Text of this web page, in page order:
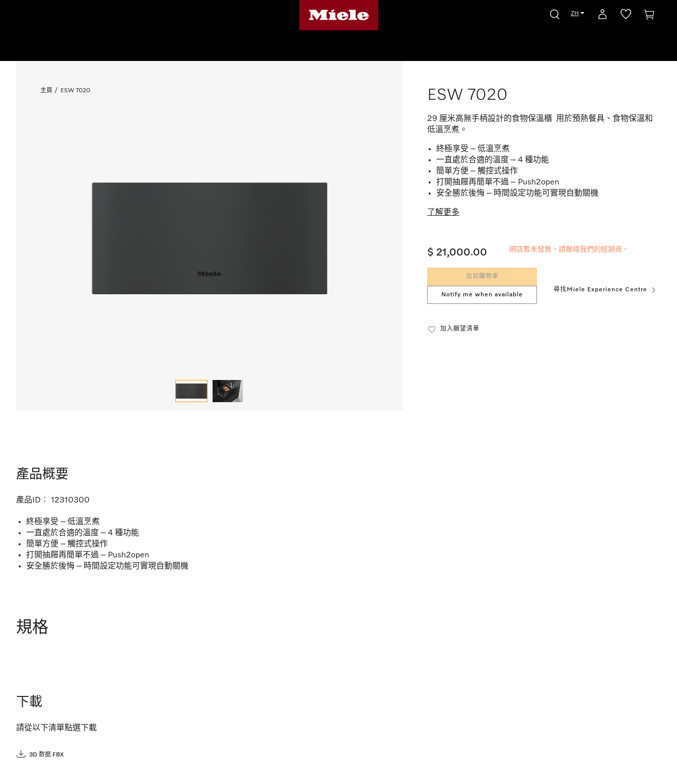
ZH
主頁 ESW 7020 ESW 7020
29 厘米高無手柄設計的食物保溫櫃 用於預熱餐具、食物保溫和
低溫烹煮。
終極享受 – 低溫烹煮
一直處於合適的溫度 – 4 種功能
簡單方便 – 觸控式操作
打開抽屜再簡單不過 – Push2open
安全勝於後悔 – 時間設定功能 可實現自動關機
了解更多
$ 21,000.00 網店暫未發售，請聯絡我們的經銷商。
加到購物車
Notify me when available
尋找Miele Experience Centre
加入願望清單
產品概要
產品ID︰ 12310300
終極享受 – 低溫烹煮
一直處於合適的溫度 – 4 種功能
簡單方便 – 觸控式操作
打開抽屜再簡單不過 – Push2open
安全勝於後悔 – 時間設定功能 可實現自動關機
規格
下載
請從以下清單點選下載
3D 数据 FBX